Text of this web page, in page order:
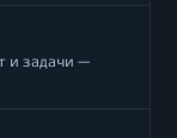
и задачи —